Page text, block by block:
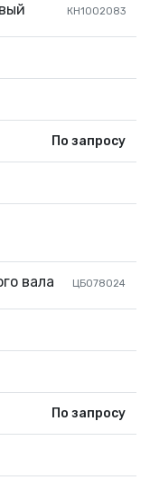
КН1002083
По запросу
вала ЦБ078024
По запросу